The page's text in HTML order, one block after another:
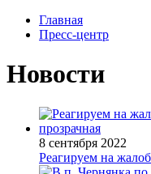
Главная
Пресс-центр
Новости
8 сентября 2022
Реагируем на